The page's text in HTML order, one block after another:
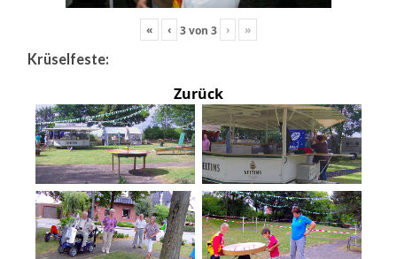
« ‹ 3von 3 › »
Krüselfeste:
Zurück